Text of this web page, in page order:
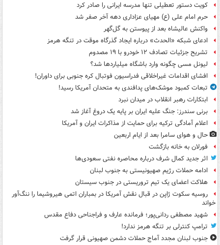
کویت دستور تعطیلی تنها مدرسه ایرانی را صادر کرد
حرم امام علی (ع) مهیای عزاداری دهه آخر صفر شد
واکنش عالیشاه بعد از پیوستن به گل‌گهر
ادعای شبکه «الحدث» درباره ایجاد گذرگاه موقت در تنگه هرمز
تشریح جزئیات تصادف ۱۲ خودرو با ۱۹ مصدوم
لیونل مسی چگونه وارد باشگاه میلیاردها شد؟
افشای اقدامات غیراخلاقی فدراسیون فوتبال کره جنوبی برای داوران!
تبعات کمبود موشک‌های پدافندی به متحدان آمریکا رسید!
ابتکارات رهبر انقلاب در میدان نبرد
برنی سندرز: جنگ علیه ایران بر پایه یک دروغ آغاز شد
اعلام آمادگی ترکیه برای حمایت از مذاکرات ایران و آمریکا
حال و هوای سامرا بعد از ایام اربعین
فورلان به خانه بازگشت
اثر جدید کمال شرف درباره محاصره نفتی سعودی‌ها
ادامه حملات رژیم صهیونیستی به جنوب لبنان
هلاکت اعضای یک تیم تروریستی در جنوب سیستان
روسیه سکوت ژاپن در قبال نقش آمریکا در بمباران اتمی هیروشیما را ننگ‌آور
خواند
شهید مصطفی ردانی‌پور؛ فرمانده عارف و فراجناحی دفاع مقدس
ترامپ کنترلی بر تنگه هرمز ندارد!
جنوب لبنان مجدد آماج حملات دشمن صهیونی قرار گرفت